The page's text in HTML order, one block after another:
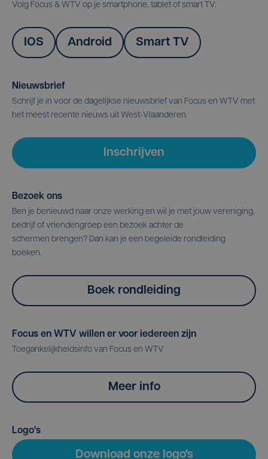
Volg Focus & WTV op je smartphone, tablet of smart TV.
IOS Android Smart TV
Nieuwsbrief
Schrijf je in voor de dagelijkse nieuwsbrief van Focus en WTV met
het meest recente nieuws uit West-Vlaanderen.
Inschrijven
Bezoek ons
Ben je benieuwd naar onze werking en wil je met jouw vereniging,
bedrijf of vriendengroep een bezoek achter de
schermen brengen? Dan kan je een begeleide rondleiding
boeken.
Boek rondleiding
Focus en WTV willen er voor iedereen zijn
Toegankelijkheidsinfo van Focus en WTV
Meer info
Logo's
Download onze logo's